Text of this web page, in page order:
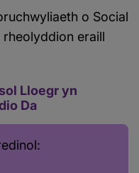
o Social
eraill
Lloegr yn
Da